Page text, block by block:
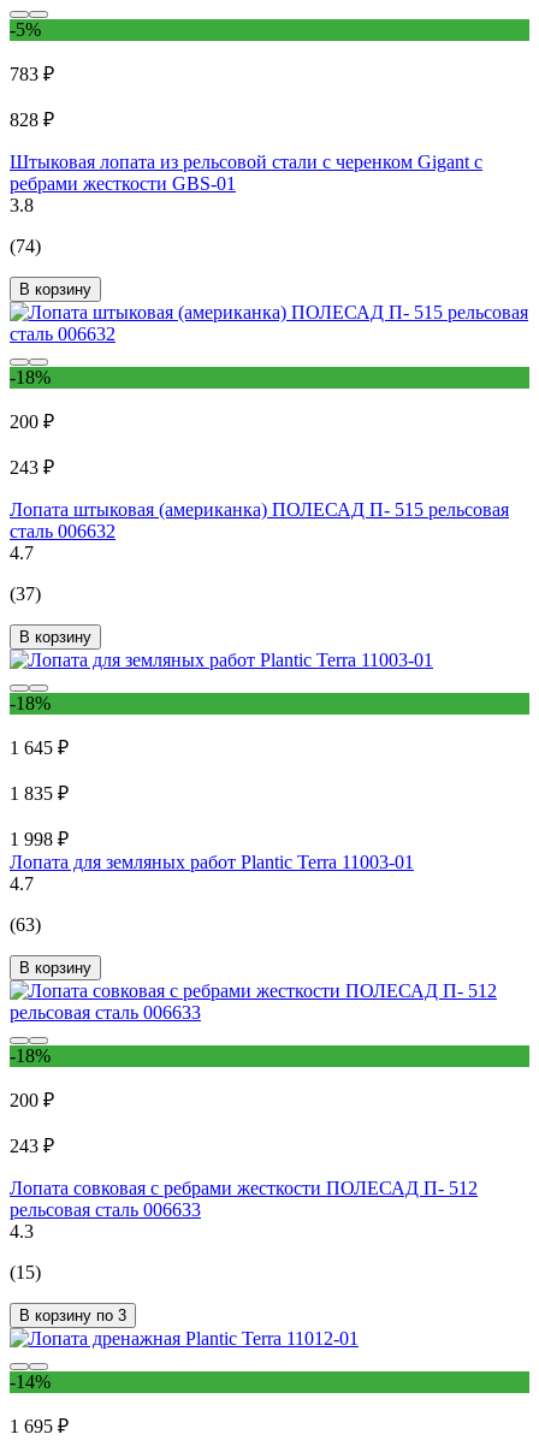
-5%
783 ₽
828 ₽
Штыковая лопата из рельсовой стали с черенком Gigant с
ребрами жесткости GBS-01
3.8
(74)
В корзину
-18%
200 ₽
243 ₽
Лопата штыковая (американка) ПОЛЕСАД П- 515 рельсовая
сталь 006632
4.7
(37)
В корзину
-18%
1 645 ₽
1 835 ₽
1 998 ₽
Лопата для земляных работ Plantic Terra 11003-01
4.7
(63)
В корзину
-18%
200 ₽
243 ₽
Лопата совковая с ребрами жесткости ПОЛЕСАД П- 512
рельсовая сталь 006633
4.3
(15)
В корзину по 3
-14%
1 695 ₽